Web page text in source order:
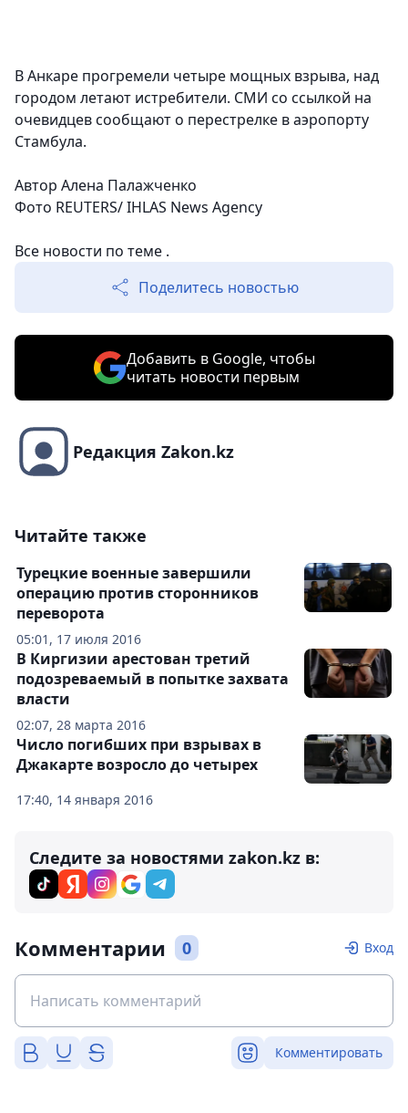
В Анкаре прогремели четыре мощных взрыва, над
городом летают истребители. СМИ со ссылкой на
очевидцев сообщают о перестрелке в аэропорту
Стамбула.
Автор Алена Палажченко
Фото REUTERS/ IHLAS News Agency
Все новости по теме .
Поделитесь новостью
Добавить в Google, чтобы
читать новости первым
Редакция Zakon.kz
Читайте также
05:01, 17 июля 2016
Турецкие военные завершили
операцию против сторонников
переворота
02:07, 28 марта 2016
В Киргизии арестован третий
подозреваемый в попытке захвата
власти
17:40, 14 января 2016
Число погибших при взрывах в
Джакарте возросло до четырех
Следите за новостями zakon.kz в:
Комментарии 0 Вход
Комментировать